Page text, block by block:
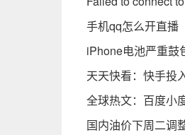
手机qq怎么开直播
iPhone电池严重鼓
天天快看：快手投
全球热文：百度小
国内油价下周二调